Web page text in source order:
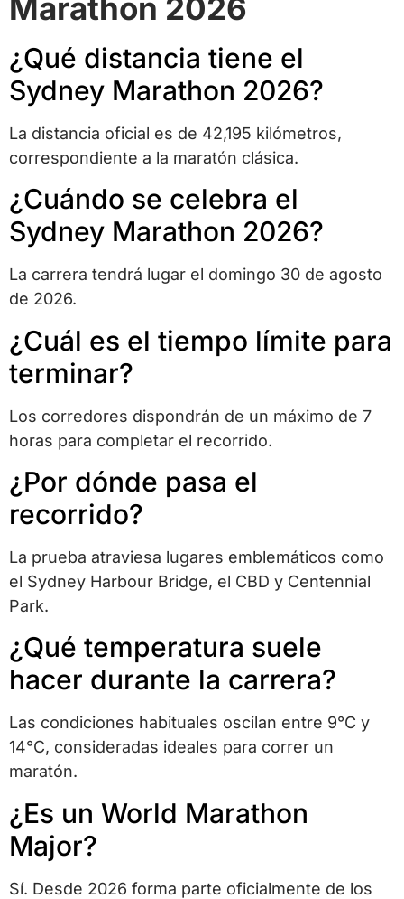
Marathon 2026
¿Qué distancia tiene el
Sydney Marathon 2026?
La distancia oficial es de 42,195 kilómetros,
correspondiente a la maratón clásica.
¿Cuándo se celebra el
Sydney Marathon 2026?
La carrera tendrá lugar el domingo 30 de agosto
de 2026.
¿Cuál es el tiempo límite para
terminar?
Los corredores dispondrán de un máximo de 7
horas para completar el recorrido.
¿Por dónde pasa el
recorrido?
La prueba atraviesa lugares emblemáticos como
el Sydney Harbour Bridge, el CBD y Centennial
Park.
¿Qué temperatura suele
hacer durante la carrera?
Las condiciones habituales oscilan entre 9°C y
14°C, consideradas ideales para correr un
maratón.
¿Es un World Marathon
Major?
Sí. Desde 2026 forma parte oficialmente de los